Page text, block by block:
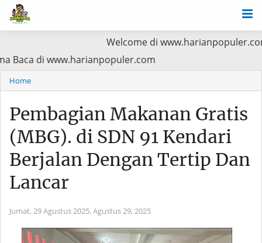
Welcome di www.harianpopuler.com
Utama Baca di www.harianpopuler.com
Home
Pembagian Makanan Gratis
(MBG). di SDN 91 Kendari
Berjalan Dengan Tertip Dan
Lancar
Jumat, 29 Agustus 2025, Agustus 29, 2025